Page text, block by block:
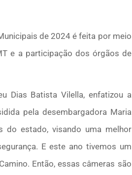
de 2024 é feita por meio
e a participação dos órgãos de
Dias Batista Vilella, enfatizou a
pela desembargadora Maria
do estado, visando uma melhor
E este ano tivemos um
Então, essas câmeras são